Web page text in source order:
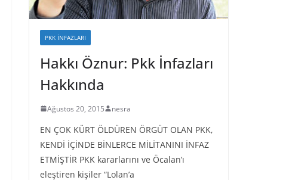
PKK İNFAZLARI
Hakkı Öznur: Pkk İnfazları
Hakkında
Ağustos 20, 2015 nesra
EN ÇOK KÜRT ÖLDÜREN ÖRGÜT OLAN PKK,
KENDİ İÇİNDE BİNLERCE MİLİTANINI İNFAZ
ETMİŞTİR PKK kararlarını ve Öcalan’ı
eleştiren kişiler “Lolan’a